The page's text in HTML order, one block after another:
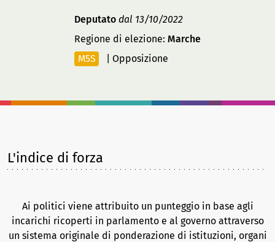
Deputato dal 13/10/2022
Regione di elezione: Marche
M5S
|Opposizione
L'indice di forza
Ai politici viene attribuito un punteggio in base agli
incarichi ricoperti in parlamento e al governo attraverso
un sistema originale di ponderazione di istituzioni, organi